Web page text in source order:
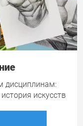
дисциплинам:
искусств